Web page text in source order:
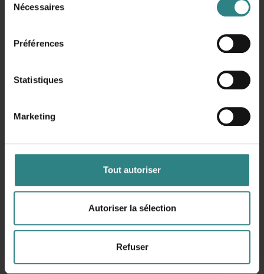
Nécessaires
Préférences
Statistiques
Marketing
Tout autoriser
Autoriser la sélection
Refuser
Trivec
À propos de Trivec
Notre politique de confidentialité
Mentions légales
Trivec fait partie de Caspeco
Produits